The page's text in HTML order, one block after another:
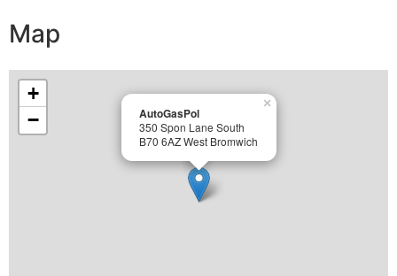
Map
AutoGasPol
350 Spon Lane South
B70 6AZ West Bromwich
×
+
−